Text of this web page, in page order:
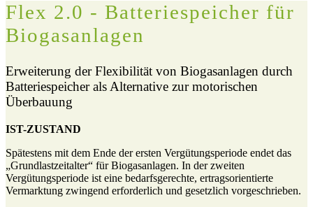
Flex 2.0 - Batteriespeicher für
Biogasanlagen
Erweiterung der Flexibilität von Biogasanlagen durch
Batteriespeicher als Alternative zur motorischen
Überbauung
IST-ZUSTAND
Spätestens mit dem Ende der ersten Vergütungsperiode endet das
„Grundlastzeitalter“ für Biogasanlagen. In der zweiten
Vergütungsperiode ist eine bedarfsgerechte, ertragsorientierte
Vermarktung zwingend erforderlich und gesetzlich vorgeschrieben.